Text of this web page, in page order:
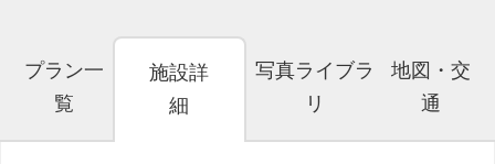
プラン一
覧
施設詳
細
写真ライブラ
リ
地図・交
通